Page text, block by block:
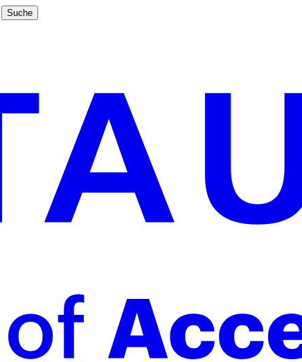
Suche